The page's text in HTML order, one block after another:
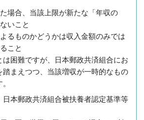
場合、当該上限が新たな「年収の
いこと
るものかどうかは収入金額のみでは
こと
困難ですが、日本郵政共済組合にお
踏まえつつ、当該増収が一時的なもの
日本郵政共済組合被扶養者認定基準等